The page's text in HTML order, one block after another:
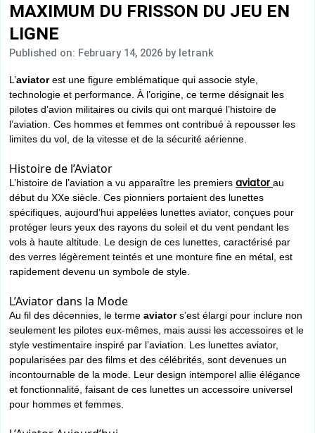
MAXIMUM DU FRISSON DU JEU EN
LIGNE
Published on: February 14, 2026 by letrank
L’aviatorest une figure emblématique qui associe style,
technologie et performance. À l’origine, ce terme désignait les
pilotes d’avion militaires ou civils qui ont marqué l’histoire de
l’aviation. Ces hommes et femmes ont contribué à repousser les
limites du vol, de la vitesse et de la sécurité aérienne.
Histoire de l’Aviator
L’histoire de l’aviation a vu apparaître les premiers aviatorau
début du XXe siècle. Ces pionniers portaient des lunettes
spécifiques, aujourd’hui appelées lunettes aviator, conçues pour
protéger leurs yeux des rayons du soleil et du vent pendant les
vols à haute altitude. Le design de ces lunettes, caractérisé par
des verres légèrement teintés et une monture fine en métal, est
rapidement devenu un symbole de style.
L’Aviator dans la Mode
Au fil des décennies, le terme aviators’est élargi pour inclure non
seulement les pilotes eux-mêmes, mais aussi les accessoires et le
style vestimentaire inspiré par l’aviation. Les lunettes aviator,
popularisées par des films et des célébrités, sont devenues un
incontournable de la mode. Leur design intemporel allie élégance
et fonctionnalité, faisant de ces lunettes un accessoire universel
pour hommes et femmes.